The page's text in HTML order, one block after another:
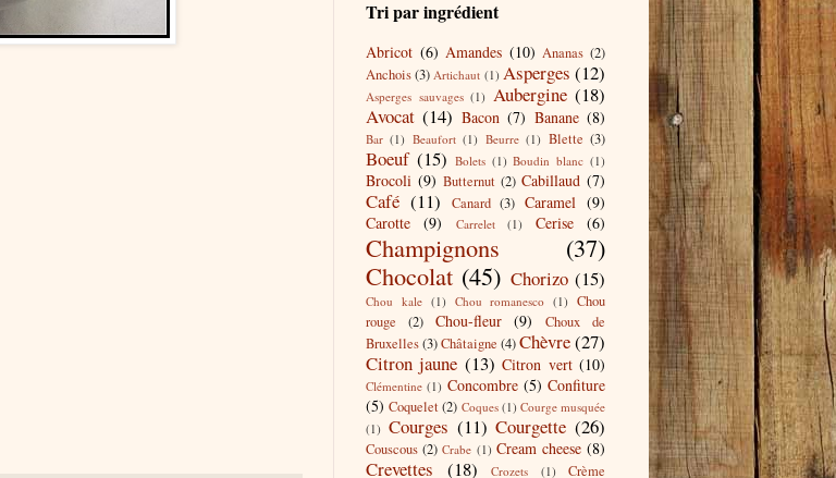
Tri par ingrédient
Abricot (6) Amandes (10) Ananas (2)
Anchois(3) Artichaut (1) Asperges (12)
Asperges sauvages (1) Aubergine (18)
Avocat (14) Bacon (7) Banane (8)
Bar (1) Beaufort (1) Beurre (1) Blette (3)
Boeuf (15) Bolets (1) Boudin blanc (1)
Brocoli (9) Butternut (2) Cabillaud (7)
Café (11) Canard (3) Caramel (9)
Carotte
(9) Carrelet (1) Cerise (6)
Champignons
(37)
Chocolat (45) Chorizo (15)
Chou kale (1) Chou romanesco (1)
Chou
rouge
(2) Chou-fleur (9)
Choux de
Bruxelles(3)Châtaigne (4)Chèvre(27)
Citron jaune (13) Citron vert (10)
Clémentine (1) Concombre (5) Confiture
(5) Coquelet(2) Coques (1) Courge musquée
(1) Courges (11) Courgette (26)
Couscous (2) Crabe (1) Cream cheese (8)
Crevettes (18) Crozets (1)
Crème